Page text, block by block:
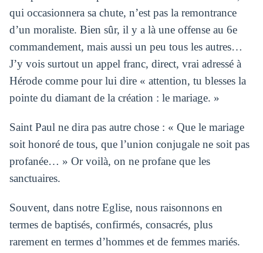
qui occasionnera sa chute, n’est pas la remontrance
d’un moraliste. Bien sûr, il y a là une offense au 6e
commandement, mais aussi un peu tous les autres…
J’y vois surtout un appel franc, direct, vrai adressé à
Hérode comme pour lui dire « attention, tu blesses la
pointe du diamant de la création : le mariage. »
Saint Paul ne dira pas autre chose : « Que le mariage
soit honoré de tous, que l’union conjugale ne soit pas
profanée… » Or voilà, on ne profane que les
sanctuaires.
Souvent, dans notre Eglise, nous raisonnons en
termes de baptisés, confirmés, consacrés, plus
rarement en termes d’hommes et de femmes mariés.